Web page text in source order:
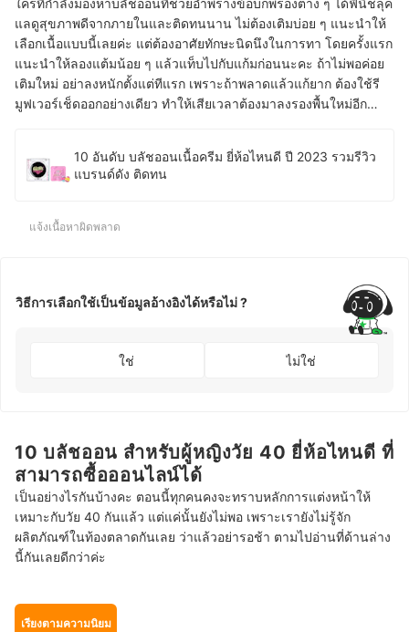
ใครที่กำลังมองหาบลัชออนที่ช่วยอำพรางข้อบกพร่องต่าง ๆ ได้ฟินิชลุค
แลดูสุขภาพดีจากภายในและติดทนนาน ไม่ต้องเติมบ่อย ๆ แนะนำให้
เลือกเนื้อแบบนี้เลยค่ะ แต่ต้องอาศัยทักษะนิดนึงในการทา โดยครั้งแรก
แนะนำให้ลองแต้มน้อย ๆ แล้วแท็บไปกับแก้มก่อนนะคะ ถ้าไม่พอค่อย
เติมใหม่ อย่าลงหนักตั้งแต่ทีแรก เพราะถ้าพลาดแล้วแก้ยาก ต้องใช้รี
มูฟเวอร์เช็ดออกอย่างเดียว ทำให้เสียเวลาต้องมาลงรองพื้นใหม่อีก…
10 อันดับ บลัชออนเนื้อครีม ยี่ห้อไหนดี ปี 2023 รวมรีวิว
แบรนด์ดัง ติดทน
แจ้งเนื้อหาผิดพลาด
วิธีการเลือกใช้เป็นข้อมูลอ้างอิงได้หรือไม่ ?
ใช่ ไม่ใช่
10 บลัชออน สำหรับผู้หญิงวัย 40 ยี่ห้อไหนดี ที่
สามารถซื้อออนไลน์ได้
เป็นอย่างไรกันบ้างคะ ตอนนี้ทุกคนคงจะทราบหลักการแต่งหน้าให้
เหมาะกับวัย 40 กันแล้ว แต่แค่นั้นยังไม่พอ เพราะเรายังไม่รู้จัก
ผลิตภัณฑ์ในท้องตลาดกันเลย ว่าแล้วอย่ารอช้า ตามไปอ่านที่ด้านล่าง
นี้กันเลยดีกว่าค่ะ
เรียงตามความนิยม